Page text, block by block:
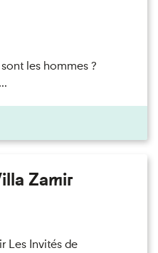
les hommes ?
Zamir
Les Invités de